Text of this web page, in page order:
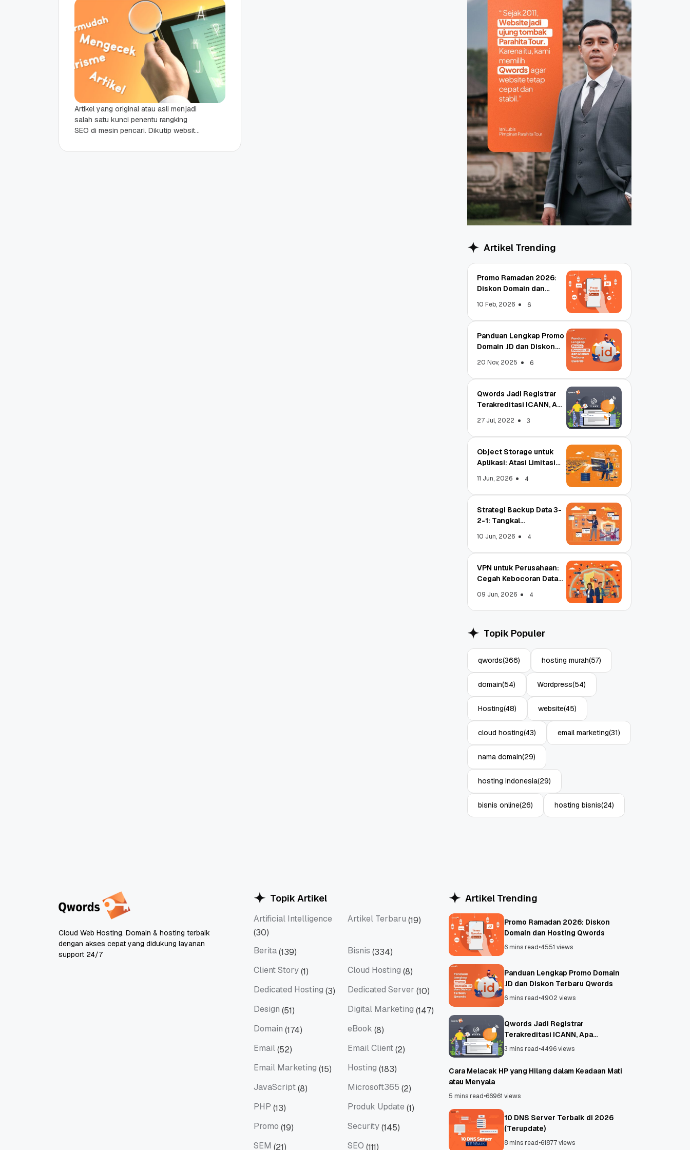
Aplikasi: Atasi Limitasi
11 Jun, 2026 4
Artikel yang original atau asli menjadi
salah satu kunci penentu rangking
SEO di mesin pencari. Dikutip website
share of search engine...
Artikel Trending
Promo Ramadan 2026:
Diskon Domain dan
10 Feb, 2026 6
Panduan Lengkap Promo
Domain .ID dan Diskon
20 Nov, 2025 6
Qwords Jadi Registrar
Terakreditasi ICANN, Apa
27 Jul, 2022 3
Object Storage untuk
Aplikasi: Atasi Limitasi
11 Jun, 2026 4
Strategi Backup Data 3-
2-1: Tangkal
10 Jun, 2026 4
VPN untuk Perusahaan:
Cegah Kebocoran Data
09 Jun, 2026 4
Topik Populer
qwords(366) hosting murah(57)
domain(54) Wordpress(54)
Hosting(48) website(45)
cloud hosting(43) email marketing(31)
nama domain(29)
hosting indonesia(29)
bisnis online(26) hosting bisnis(24)
Cloud Web Hosting. Domain & hosting terbaik
dengan akses cepat yang didukung layanan
support 24/7
Topik Artikel
Artificial Intelligence
Artificial Intelligence
(30)
Artikel Terbaru (19)
Berita(139) Bisnis (334)
Client Story(1) Cloud Hosting (8)
Dedicated Hosting (3) Dedicated Server (10)
Design (51) Digital Marketing (147)
Domain (174) eBook (8)
Email(52) Email Client(2)
Email Marketing (15) Hosting (183)
JavaScript(8) Microsoft365 (2)
PHP (13) Produk Update (1)
Promo (19) Security(145)
SEM (21) SEO (111)
Artikel Trending
Promo Ramadan 2026: Diskon
Domain dan Hosting Qwords
6 mins read•4551 views
Panduan Lengkap Promo Domain
.ID dan Diskon Terbaru Qwords
6 mins read•4902 views
Qwords Jadi Registrar
Terakreditasi ICANN, Apa
Untungnya?
3 mins read•4496 views
Cara Melacak HP yang Hilang dalam Keadaan Mati
atau Menyala
5 mins read•66961 views
10 DNS Server Terbaik di 2026
(Terupdate)
8 mins read•61877 views